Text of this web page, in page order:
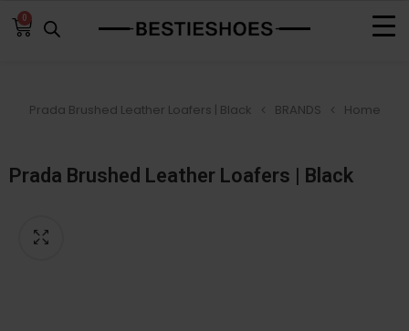
0
Home
BRANDS
Prada Brushed Leather Loafers | Black
Prada Brushed Leather Loafers | Black